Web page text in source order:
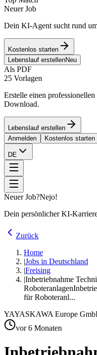
Neuer Job
Dein KI-Agent sucht rund
Kostenlos starten
Lebenslauf erstellenNeu
Als PDF
25 Vorlagen
Erstelle einen
Download.
Lebenslauf erstellen
Anmelden
Kostenlos starten
DE
Neuer Job?Nejo!
Dein persönlicher KI-
Zurück
Home
|Jobs in Deutschland
|Freising
|Inbetriebnahme
Roboteranlagen
für Roboteranl...
YAYASKAWA Europe
vor 6 Monaten